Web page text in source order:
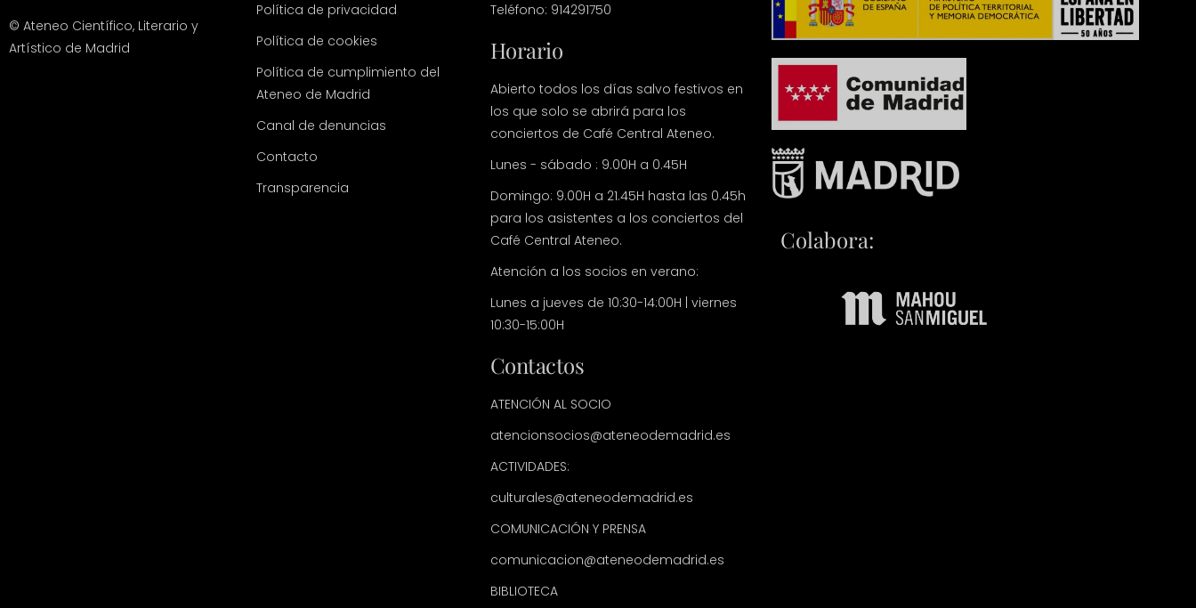
© Ateneo Científico, Literario y
Artístico de Madrid
Política de privacidad
Política de cookies
Política de cumplimiento del
Ateneo de Madrid
Canal de denuncias
Contacto
Transparencia
Teléfono: 914291750
Horario
Abierto todos los días salvo festivos en
los que solo se abrirá para los
conciertos de Café Central Ateneo.
Lunes - sábado : 9.00H a 0.45H
Domingo: 9.00H a 21.45H hasta las 0.45h
para los asistentes a los conciertos del
Café Central Ateneo.
Atención a los socios en verano:
Lunes a jueves de 10:30-14:00H | viernes
10:30-15:00H
Contactos
ATENCIÓN AL SOCIO
atencionsocios@ateneodemadrid.es
ACTIVIDADES:
culturales@ateneodemadrid.es
COMUNICACIÓN Y PRENSA
comunicacion@ateneodemadrid.es
BIBLIOTECA
Colabora: